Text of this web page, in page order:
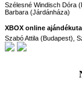
Szélesné Windisch Dóra
Barbara (Járdánháza)
XBOX online
Szabó Attila (Budapest),